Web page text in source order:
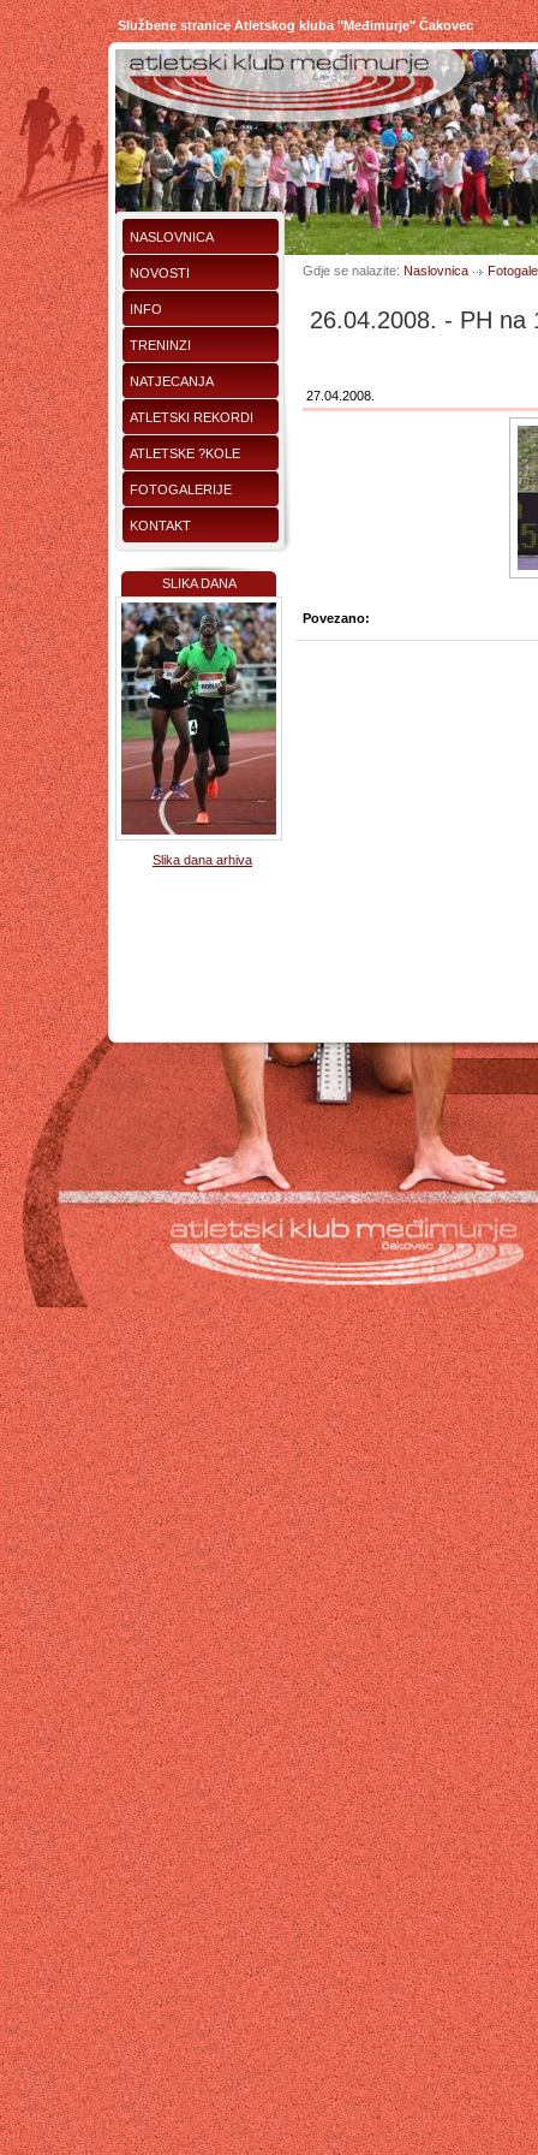
Službene stranice Atletskog kluba "Međimurje" Čakovec
NASLOVNICA
NOVOSTI
INFO
TRENINZI
NATJECANJA
ATLETSKI REKORDI
ATLETSKE ?KOLE
FOTOGALERIJE
KONTAKT
SLIKA DANA
Slika dana arhiva
Gdje se nalazite: Naslovnica
26.04.2008. - PH na
27.04.2008.
Povezano: